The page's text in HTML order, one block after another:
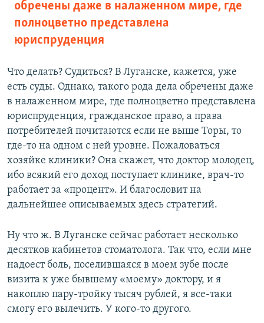
обречены даже в налаженном мире, где
полноцветно представлена
юриспруденция
Что делать? Судиться? В Луганске, кажется, уже
есть суды. Однако, такого рода дела обречены даже
в налаженном мире, где полноцветно представлена
юриспруденция, гражданское право, а права
потребителей почитаются если не выше Торы, то
где-то на одном с ней уровне. Пожаловаться
хозяйке клиники? Она скажет, что доктор молодец,
ибо всякий его доход поступает клинике, врач-то
работает за «процент». И благословит на
дальнейшее описываемых здесь стратегий.
Ну что ж. В Луганске сейчас работает несколько
десятков кабинетов стоматолога. Так что, если мне
надоест боль, поселившаяся в моем зубе после
визита к уже бывшему «моему» доктору, и я
накоплю пару-тройку тысяч рублей, я все-таки
смогу его вылечить. У кого-то другого.